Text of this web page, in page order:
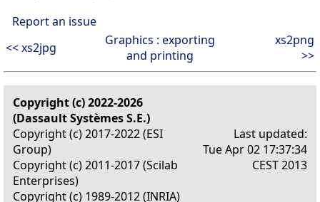
Report an issue
<< xs2jpg
Graphics : exporting
and printing
xs2png
>>
Copyright (c) 2022-2026
(Dassault Systèmes S.E.)
Copyright (c) 2017-2022 (ESI
Group)
Copyright (c) 2011-2017 (Scilab
Enterprises)
Copyright (c) 1989-2012 (INRIA)
Last updated:
Tue Apr 02 17:37:34
CEST 2013